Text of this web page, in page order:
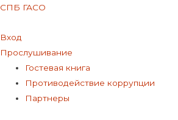
СПБ ГАСО
Вход
Прослушивание
Меню Гостевая книга
Противодействие коррупции
Партнеры